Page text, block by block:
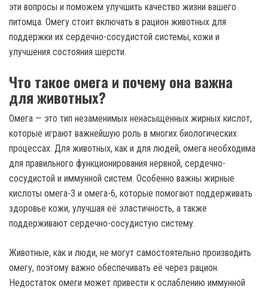
эти вопросы и поможем улучшить качество жизни вашего
питомца. Омегу стоит включать в рацион животных для
поддержки их сердечно-сосудистой системы, кожи и
улучшения состояния шерсти.
Что такое омега и почему она важна
для животных?
Омега — это тип незаменимых ненасыщенных жирных кислот,
которые играют важнейшую роль в многих биологических
процессах. Для животных, как и для людей, омега необходима
для правильного функционирования нервной, сердечно-
сосудистой и иммунной систем. Особенно важны жирные
кислоты омега-3 и омега-6, которые помогают поддерживать
здоровье кожи, улучшая её эластичность, а также
поддерживают сердечно-сосудистую систему.
Животные, как и люди, не могут самостоятельно производить
омегу, поэтому важно обеспечивать её через рацион.
Недостаток омеги может привести к ослаблению иммунной